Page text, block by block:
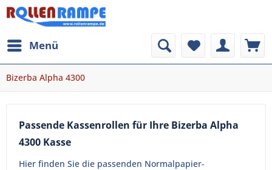
Menü
Bizerba Alpha 4300
Passende Kassenrollen für Ihre Bizerba Alpha
4300 Kasse
Hier finden Sie die passenden Normalpapier-